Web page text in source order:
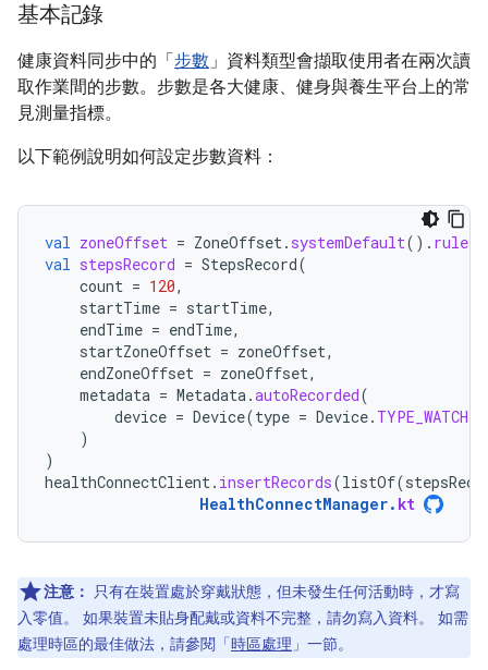
基本記錄
健康資料同步中的「 步數」資料類型會擷取使用者在兩次讀
取作業間的步數。步數是各大健康、健身與養生平台上的常
見測量指標。
以下範例說明如何設定步數資料：
val zoneOffset = ZoneOffset. systemDefault(). rules
val stepsRecord = StepsRecord(
count = 120,
startTime = startTime,
endTime = endTime,
startZoneOffset = zoneOffset,
endZoneOffset = zoneOffset,
metadata = Metadata.autoRecorded(
device = Device(type = Device. TYPE_WATCH
)
)
healthConnectClient. insertRecords(listOf(
HealthConnectManager. kt
注意： 只有在裝置處於穿戴狀態，但未發生任何活動時，才寫
入零值。 如果裝置未貼身配戴或資料不完整，請勿寫入資料。 如需
處理時區的最佳做法，請參閱「時區處理 」一節。